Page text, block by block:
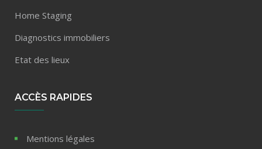
Home Staging
Diagnostics immobiliers
Etat des lieux
ACCÈS RAPIDES
Mentions légales